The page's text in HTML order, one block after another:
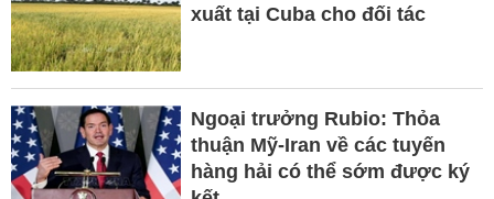
xuất tại Cuba cho đối tác
Ngoại trưởng Rubio: Thỏa
thuận Mỹ-Iran về các tuyến
hàng hải có thể sớm được ký